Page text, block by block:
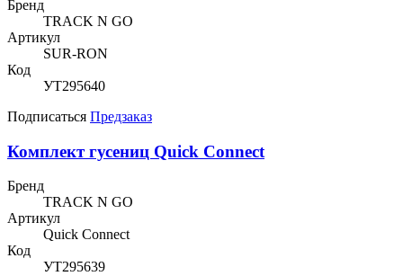
Бренд
TRACK N GO
Артикул
SUR-RON
Код
УТ295640
Подписаться Предзаказ
Комплект гусениц Quick Connect
Бренд
TRACK N GO
Артикул
Quick Connect
Код
УТ295639